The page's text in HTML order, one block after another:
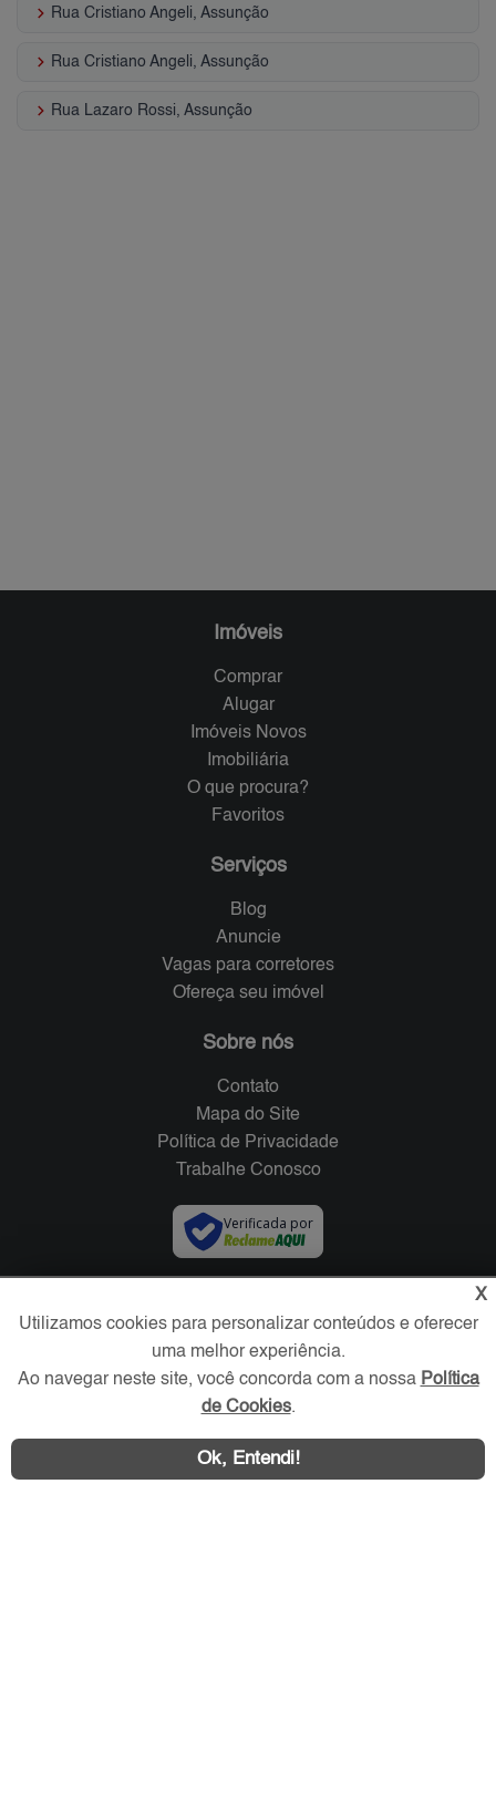
keyboard_arrow_right Rua Cristiano Angeli, Assunção
keyboard_arrow_right Rua Cristiano Angeli, Assunção
keyboard_arrow_right Rua Lazaro Rossi, Assunção
Imóveis
Comprar
Alugar
Imóveis Novos
Imobiliária
O que procura?
Favoritos
Serviços
Blog
Anuncie
Vagas para corretores
Ofereça seu imóvel
Sobre nós
Contato
Mapa do Site
Política de Privacidade
Trabalhe Conosco
Verificada por
X
Utilizamos cookies para personalizar conteúdos e oferecer
uma melhor experiência.
Ao navegar neste site, você concorda com a nossa Política
de Cookies.
Ok, Entendi!